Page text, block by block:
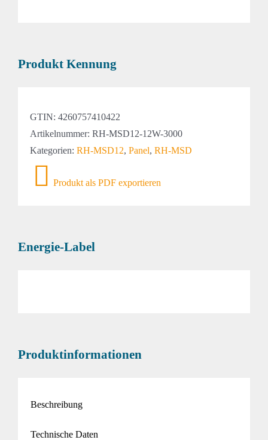
Produkt Kennung
GTIN: 4260757410422
Artikelnummer: RH-MSD12-12W-3000
Kategorien: RH-MSD12, Panel, RH-MSD
Produkt als PDF exportieren
Energie-Label
Produktinformationen
Beschreibung
Technische Daten